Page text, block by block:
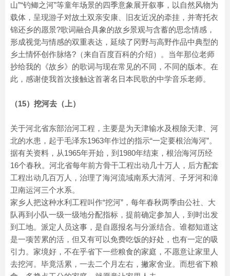
山”“钓鲫之河”等童年场景的四季意象展开叙事，以自然风物为
载体，呈现游子对故土双亲安康、旧友近况的牵挂，并寄托衣
锦还乡的愿景?歌词融合具象的故乡景观与含蓄的思念情感，
形成视觉与情感的双重表达，延续了冈野与高野作品中典型的
乡土情怀创作脉络?（来自百度百科的介绍）。当年那位老师
抄给我的《故乡》的歌词与现在常见的不同，不同的版本。在
此，感谢使我首次接触这首著名日本民歌的中学音乐老师。
（15）挖河去（上）
关于河北省东部治河工程，主要是为天津输水及根除天津、河
北的水患，起于毛泽东1963年作过的指示“一定要根治海河”。
据有关资料，从1965年开始，到1980年结束，根治海河历经
16个春秋。河北省每年前方骨干工程出动几十万人，后方配套
工程出动几百万人，治理了海河流域南系大清河、子牙河和漳
卫南运河三个水系。
家乡人把这种水利工程叫作“挖河”，每年春秋两季由公社、大
队再到小队一级一级地分配指标，提前确定参加人，到时出发
到工地。派定人员这事，是自愿报名与分派结合。谁都知道这
是一项苦累的活，但又有可以免费吃饭的好处，也有一定的吸
引力。家境好，不在乎省下一些粮食的家庭，不愿意让家里人
去挖河。毕竟活累，一去二个月左右，撇家舍业。而想省下粮